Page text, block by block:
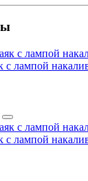
с лампой
с лампой